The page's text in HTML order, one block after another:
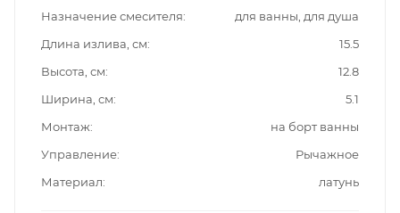
Назначение смесителя
для ванны, для душа
Длина излива, см
15.5
Высота, см
12.8
Ширина, см
5.1
Монтаж
на борт ванны
Управление
Рычажное
Материал
латунь